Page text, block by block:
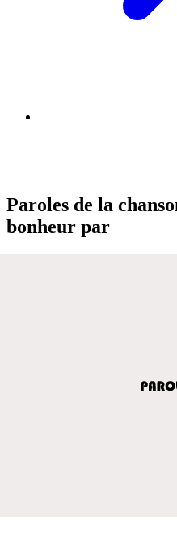
Paroles de la
bonheur par